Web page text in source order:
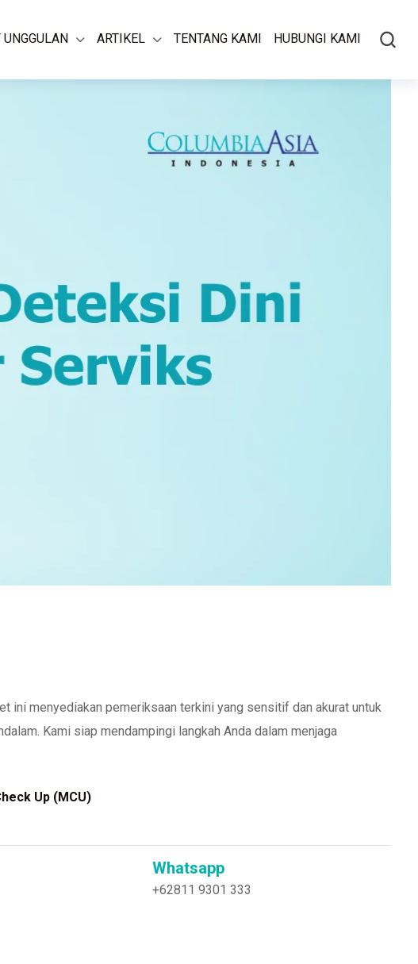
UNGGULAN ARTIKEL TENTANG KAMI HUBUNGI KAMI
ini menyediakan pemeriksaan terkini yang sensitif dan akurat untuk
Kami siap mendampingi langkah Anda dalam menjaga
Up (MCU)
Whatsapp
+62811 9301 333